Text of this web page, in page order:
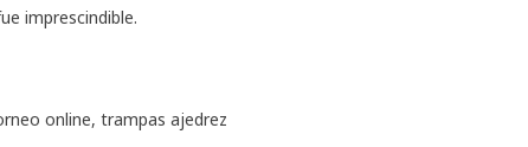
imprescindible.
online, trampas ajedrez